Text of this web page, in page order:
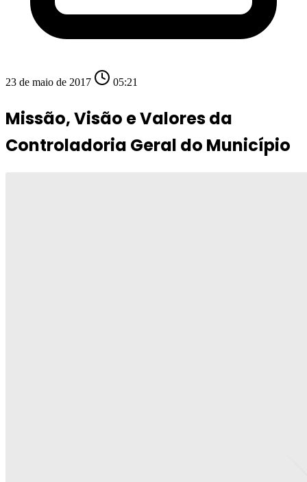
23 de maio de 2017 05:21
Missão, Visão e Valores da
Controladoria Geral do Município